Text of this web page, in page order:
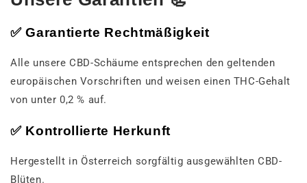
✅ Garantierte Rechtmäßigkeit
Alle unsere CBD-Schäume entsprechen den geltenden
europäischen Vorschriften und weisen einen THC-Gehalt
von unter 0,2 % auf.
✅ Kontrollierte Herkunft
Hergestellt in Österreich sorgfältig ausgewählten CBD-
Blüten.